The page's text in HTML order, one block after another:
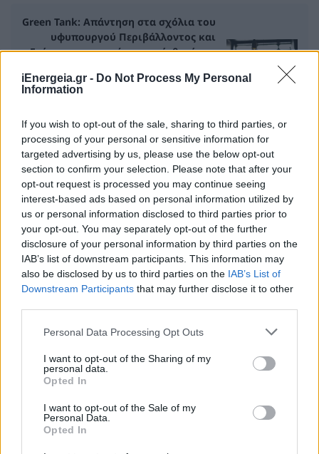
iEnergeia.gr - Do Not Process My Personal
Information
If you wish to opt-out of the sale, sharing to third parties, or
processing of your personal or sensitive information for
targeted advertising by us, please use the below opt-out
section to confirm your selection. Please note that after your
opt-out request is processed you may continue seeing
interest-based ads based on personal information utilized by
us or personal information disclosed to third parties prior to
your opt-out. You may separately opt-out of the further
disclosure of your personal information by third parties on the
IAB’s list of downstream participants. This information may
also be disclosed by us to third parties on the IAB’s List of
Downstream Participants that may further disclose it to other
Personal Data Processing Opt Outs
I want to opt-out of the Sharing of my
personal data.
Opted In
I want to opt-out of the Sale of my
Personal Data.
Opted In
Green Tank: Απάντηση στα σχόλια του
υφυπουργού Περιβάλλοντος και
Ενέργειας σχετικά με την έκθεσή για
Ηλεκτρισμού
ΣΧΕΤΙΚΑ ΑΡΘΡΑ
ΧΡΗΣΤΙΚΑ
Πόση απόσταση πρέπει να έχει το φορητό